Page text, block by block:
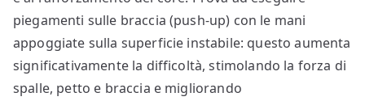
piegamenti sulle braccia (push-up) con le mani
appoggiate sulla superficie instabile: questo aumenta
significativamente la difficoltà, stimolando la forza di
spalle, petto e braccia e migliorando